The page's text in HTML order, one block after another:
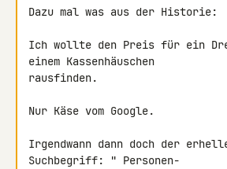
Dazu mal was aus der Historie:
Ich wollte den Preis für ein
einem Kassenhäuschen
rausfinden.
Nur Käse vom Google.
Irgendwann dann doch der
Suchbegriff: " Personen-